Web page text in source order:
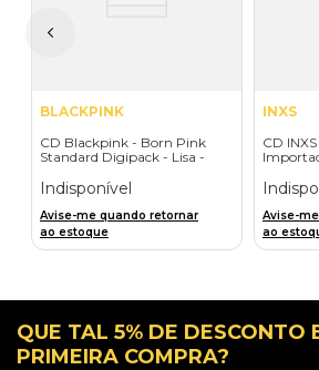
BLACKPINK
CD Blackpink - Born Pink
Standard Digipack - Lisa -
Indisponível
Avise-me quando retornar
ao estoque
INXS
CD
Avise-
ao
QUE TAL 5% DE DESCONTO
PRIMEIRA COMPRA?